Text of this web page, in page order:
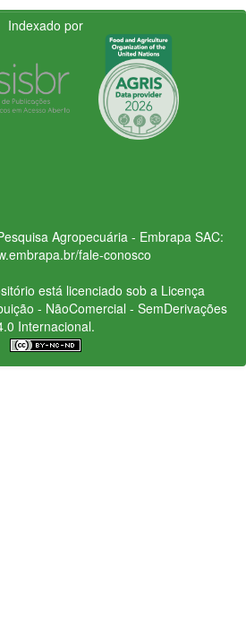
Indexado por
Agropecuária - Embrapa SAC:
fale-conosco
está licenciado sob a Licença
- NãoComercial - SemDerivações
Internacional.